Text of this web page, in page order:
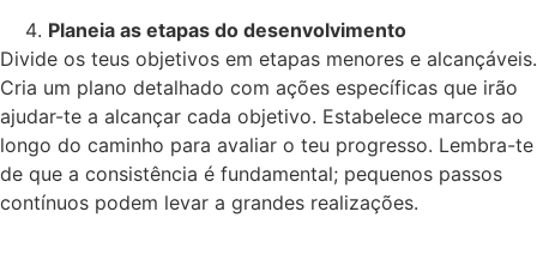
Planeia as etapas do desenvolvimento
Divide os teus objetivos em etapas menores e alcançáveis.
Cria um plano detalhado com ações específicas que irão
ajudar-te a alcançar cada objetivo. Estabelece marcos ao
longo do caminho para avaliar o teu progresso. Lembra-te
de que a consistência é fundamental; pequenos passos
contínuos podem levar a grandes realizações.